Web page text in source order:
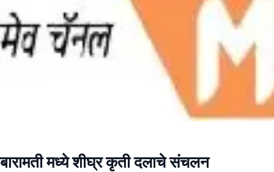
बारामती मध्ये शीघ्र कृती दलाचे संचलन